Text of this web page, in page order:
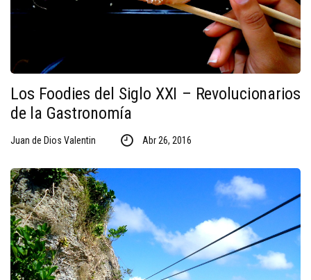
Los Foodies del Siglo XXI – Revolucionarios
de la Gastronomía
Juan de Dios Valentin Abr 26, 2016